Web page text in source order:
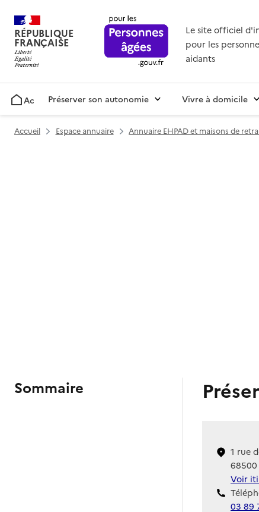
RÉPUBLIQUE
FRANÇAISE
Le site officiel
pour les
aidants
AccueilPréserver son autonomie Vivre à domicile
Accueil Espace annuaire Annuaire EHPAD et maisons de
Sommaire
1 rue
Voir
03 89